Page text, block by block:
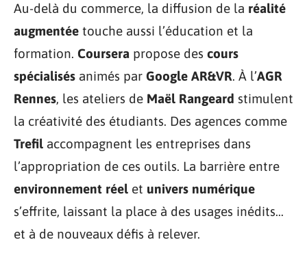
Au-delà du commerce, la diffusion de la réalité
augmentée touche aussi l’éducation et la
formation. Coursera propose des cours
spécialisés animés par Google AR&VR. À l’AGR
Rennes, les ateliers de Maël Rangeard stimulent
la créativité des étudiants. Des agences comme
Trefil accompagnent les entreprises dans
l’appropriation de ces outils. La barrière entre
environnement réel et univers numérique
s’effrite, laissant la place à des usages inédits…
et à de nouveaux défis à relever.